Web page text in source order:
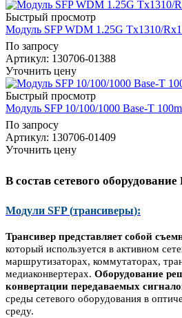
Быстрый просмотр
Модуль SFP WDM 1.25G Tx1310/
По запросу
Артикул: 130706-01388
Уточнить цену
Быстрый просмотр
Модуль SFP 10/100/1000 Base-T
По запросу
Артикул: 130706-01409
Уточнить цену
В состав сетевого
Модули SFP (трансиверы):
Трансивер представляет собой
который используется в активном
маршрутизаторах, коммутаторах,
медиаконвертерах. Оборудование
конвертации передаваемых
среды сетевого оборудования в
среду.